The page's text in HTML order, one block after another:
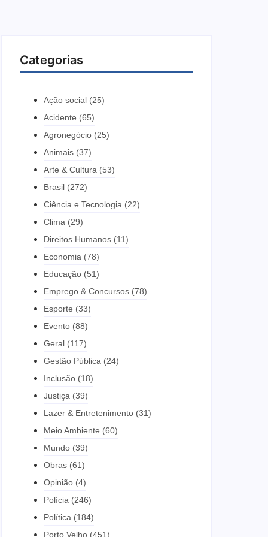
Categorias
Ação social (25)
Acidente (65)
Agronegócio (25)
Animais (37)
Arte & Cultura (53)
Brasil (272)
Ciência e Tecnologia (22)
Clima (29)
Direitos Humanos (11)
Economia (78)
Educação (51)
Emprego & Concursos (78)
Esporte (33)
Evento (88)
Geral (117)
Gestão Pública (24)
Inclusão (18)
Justiça (39)
Lazer & Entretenimento (31)
Meio Ambiente (60)
Mundo (39)
Obras (61)
Opinião (4)
Polícia (246)
Política (184)
Porto Velho (451)